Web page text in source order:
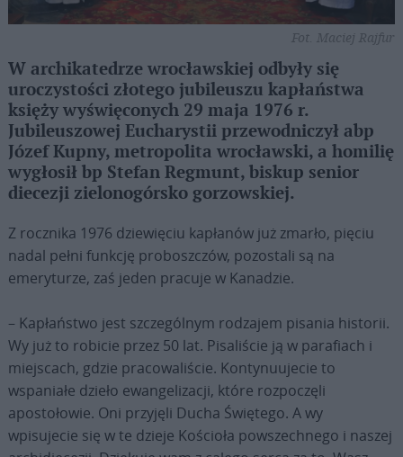
Fot. Maciej Rajfur
W archikatedrze wrocławskiej odbyły się
uroczystości złotego jubileuszu kapłaństwa
księży wyświęconych 29 maja 1976 r.
Jubileuszowej Eucharystii przewodniczył abp
Józef Kupny, metropolita wrocławski, a homilię
wygłosił bp Stefan Regmunt, biskup senior
diecezji zielonogórsko gorzowskiej.
Z rocznika 1976 dziewięciu kapłanów już zmarło, pięciu
nadal pełni funkcję proboszczów, pozostali są na
emeryturze, zaś jeden pracuje w Kanadzie.
– Kapłaństwo jest szczególnym rodzajem pisania historii.
Wy już to robicie przez 50 lat. Pisaliście ją w parafiach i
miejscach, gdzie pracowaliście. Kontynuujecie to
wspaniałe dzieło ewangelizacji, które rozpoczęli
apostołowie. Oni przyjęli Ducha Świętego. A wy
wpisujecie się w te dzieje Kościoła powszechnego i naszej